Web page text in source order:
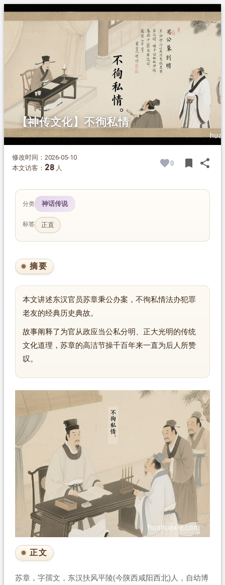
1.摘要
2.正文
办案遇故友
留名青史间
【神传文化】不徇私情
修改时间：2026-05-10
本文访客： 28 人
0 bookmark share
分类 神话传说
标签 正直
摘要
本文讲述东汉官员苏章秉公办案，不徇私情法办犯罪
老友的经典历史典故。
故事阐释了为官从政应当公私分明、正大光明的传统
文化道理，苏章的高洁节操千百年来一直为后人所赞
叹。
正文
苏章，字孺文，东汉扶风平陵(今陕西咸阳西北)人，自幼博